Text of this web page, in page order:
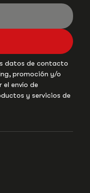
datos de contacto
promoción y/o
el envío de
y servicios de